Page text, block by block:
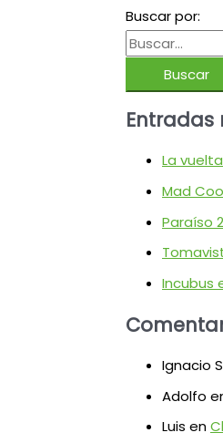
Buscar por:
Entradas
La vuelta
Mad
Paraíso
Incubus
Ignacio
Adolfo
Luis en